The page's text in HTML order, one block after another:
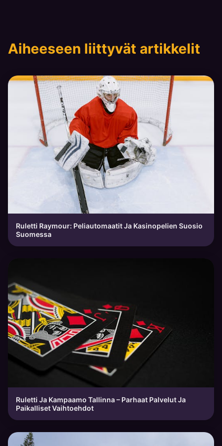
Aiheeseen liittyvät artikkelit
Ruletti Raymour: Peliautomaatit Ja Kasinopelien Suosio
Suomessa
Ruletti Ja Kampaamo Tallinna – Parhaat Palvelut Ja
Paikalliset Vaihtoehdot